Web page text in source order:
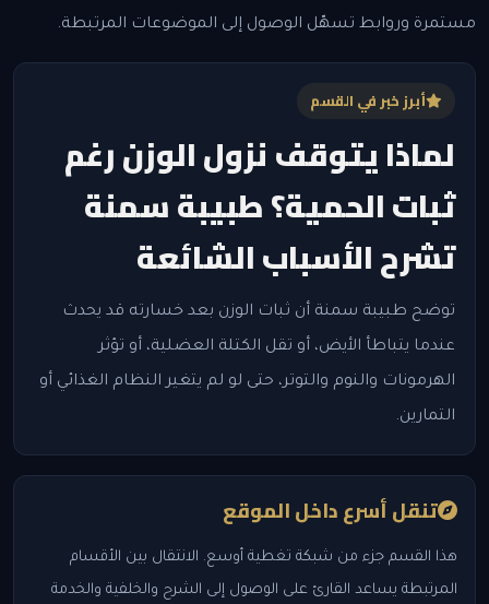
مستمرة وروابط تسهّل الوصول إلى الموضوعات المرتبطة.
أبرز خبر في القسم
لماذا يتوقف نزول الوزن رغم
ثبات الحمية؟ طبيبة سمنة
تشرح الأسباب الشائعة
توضح طبيبة سمنة أن ثبات الوزن بعد خسارته قد يحدث
عندما يتباطأ الأيض، أو تقل الكتلة العضلية، أو تؤثر
الهرمونات والنوم والتوتر، حتى لو لم يتغير النظام الغذائي أو
التمارين.
تنقل أسرع داخل الموقع
هذا القسم جزء من شبكة تغطية أوسع. الانتقال بين الأقسام
المرتبطة يساعد القارئ على الوصول إلى الشرح والخلفية والخدمة